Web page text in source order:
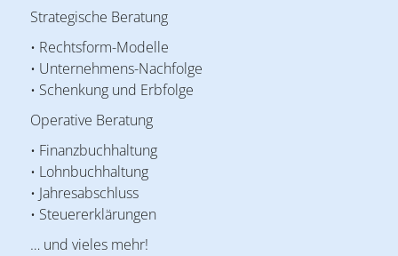
Strategische Beratung
• Rechtsform-Modelle
• Unternehmens-Nachfolge
• Schenkung und Erbfolge
Operative Beratung
• Finanzbuchhaltung
• Lohnbuchhaltung
• Jahresabschluss
• Steuererklärungen
… und vieles mehr!